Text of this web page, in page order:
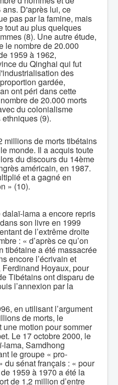
D'après lui, ce
pas par la famine, mais
tout au plus quelques
(8). Une autre étude,
le nombre de 20.000
1959 à 1962,
du Qinghai qui fut
des
gardée,
ont péri dans cette
de 20.000 morts
du colonialisme
(9).
millions de morts tibétains
monde. Il a acquis toute
du discours du 14ème
américain, en 1987.
et a gagné en
» (10).
lama a encore repris
son livre en 1999
de l’extrême droite
: « d’après ce qu’on
tibétaine a été massacrée
encore l’écrivain et
Ferdinand Hoyaux, pour
Tibétains ont disparu de
l’annexion par la
en utilisant l’argument
de morts, le
motion pour sommer
Le 17 octobre 2000, le
lama, Samdhong
le groupe « pro-
du sénat français : « pour
1959 à 1970 a été la
de 1,2 million d’entre